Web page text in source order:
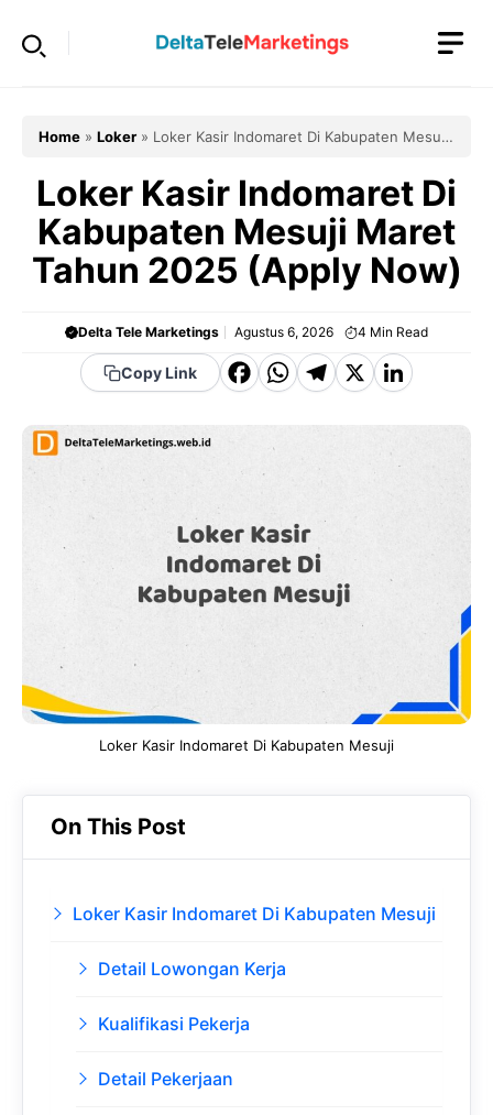
Home » Loker » Loker Kasir Indomaret Di Kabupaten Mesuji
Loker Kasir Indomaret Di
Kabupaten Mesuji Maret
Tahun 2025 (Apply Now)
Delta Tele Marketings Agustus 6, 2026 4 Min Read
Copy Link
F
e
o
o
W
a
t
s
A
p
T
g
a
m
X Li
k
e
Loker Kasir Indomaret Di Kabupaten Mesuji
On This Post
Loker Kasir Indomaret Di Kabupaten Mesuji
Detail Lowongan Kerja
Kualifikasi Pekerja
Detail Pekerjaan